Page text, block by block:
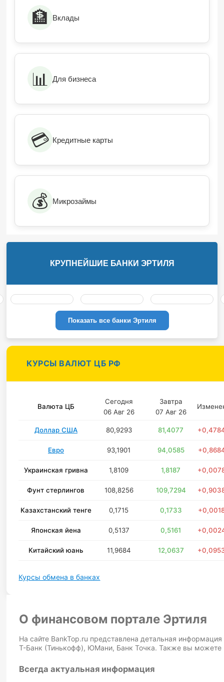
🏦 Вклады
📊 Для бизнеса
💳 Кредитные карты
💰 Микрозаймы
КРУПНЕЙШИЕ БАНКИ ЭРТИЛЯ
Показать все банки Эртиля
КУРСЫ ВАЛЮТ ЦБ РФ
Валюта ЦБ
Сегодня
06 Авг 26
Завтра
07 Авг 26
Доллар США 80,9293 81,4077
Евро 93,1901 94,0585
Украинская гривна 1,8109 1,8187
Фунт стерлингов 108,8256 109,7294
Казахстанский тенге 0,1715 0,1733
Японская йена 0,5137 0,5161
Китайский юань 11,9684 12,0637
Курсы обмена в банках
О финансовом портале Эртиля
На сайте BankTop.ru представлена детальная
Т-Банк (Тинькофф), ЮМани, Банк Точка. Также вы можете
Всегда актуальная информация